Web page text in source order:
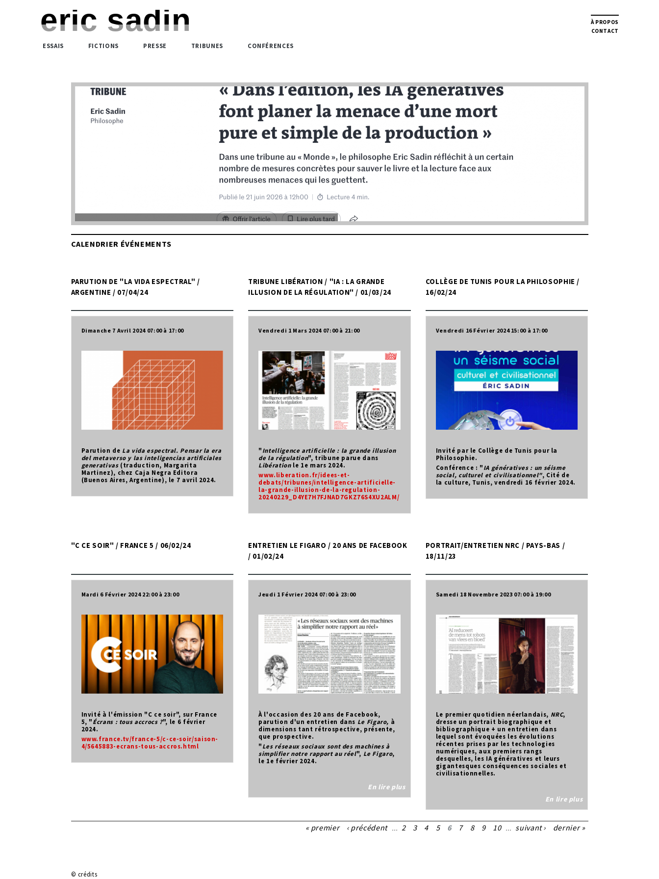
À PROPOS
CONTACT
eric sadin
ESSAIS FICTIONS PRESSE TRIBUNES CONFÉRENCES
CALENDRIER ÉVÉNEMENTS
PARUTION DE "LA VIDA ESPECTRAL" /
ARGENTINE / 07/04/24
Dimanche 7 Avril 2024 07:00 17:00
Parution de La vida espectral. Pensar la era
del metaverso y las inteligencias artificiales
generativas (traduction, Margarita
Martinez), chez Caja Negra Editora
(Buenos Aires, Argentine), le 7 avril 2024.
TRIBUNE LIBÉRATION / "IA : LA GRANDE
ILLUSION DE LA RÉGULATION" / 01/03/24
Vendredi 1 Mars 2024 07:00 21:00
"Intelligence artificielle : la grande illusion
de la régulation", tribune parue dans
Libérationle 1e mars 2024.
www.liberation.fr/idees-et-
debats/tribunes/intelligence-artificielle-
la-grande-illusion-de-la-regulation-
20240229_D4YE7H7FJNAD7GKZ76S4XU2ALM/
COLLÈGE DE TUNIS POUR LA PHILOSOPHIE /
16/02/24
Vendredi 16 Février 2024 15:00 17:00
Invité par le Collège de Tunis pour la
Philosophie.
Conférence : "IA génératives : un séisme
social, culturel et civilisationnel", Cité de
la culture, Tunis, vendredi 16 février 2024.
"C CE SOIR" / FRANCE 5 / 06/02/24
Mardi 6 Février 2024 22:00 23:00
Invité à l'émission "C ce soir", sur France
5, "Écrans : tous accrocs ?", le 6 février
2024.
www.france.tv/france-5/c-ce-soir/saison-
4/5645883-ecrans-tous-accros.html
ENTRETIEN LE FIGARO / 20 ANS DE FACEBOOK
/ 01/02/24
Jeudi 1 Février 2024 07:00 23:00
À l'occasion des 20 ans de Facebook,
parution d'un entretien dans Le Figaro, à
dimensions tant rétrospective, présente,
que prospective.
"Les réseaux sociaux sont des machines à
simplifier notre rapport au réel", Le Figaro,
le 1e février 2024.
En lire plus
PORTRAIT/ENTRETIEN NRC / PAYS-BAS /
18/11/23
Samedi 18 Novembre 2023 07:00 19:00
Le premier quotidien néerlandais, NRC,
dresse un portrait biographique et
bibliographique + un entretien dans
lequel sont évoquées les évolutions
récentes prises par les technologies
numériques, aux premiers rangs
desquelles, les IA génératives et leurs
gigantesques conséquences sociales et
civilisationnelles.
En lire plus
« premier ‹ précédent … 2 3 4 5 6 7 8 9 10 … suivant › dernier »
© crédits